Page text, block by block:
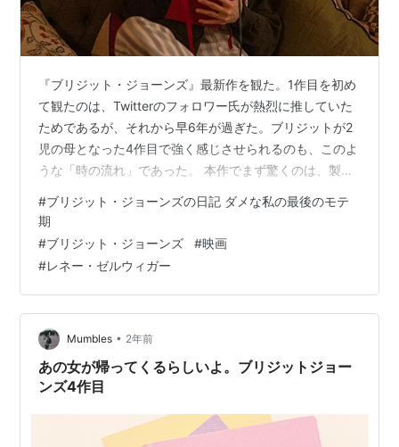
12か月
（2004） シリーズ第2作目
nudity.『ブリジット・ジョーンズ』最新作を観た。1作目を初め
て観たのは、Twitterのフォロワー氏が熱烈に推していた
ためであるが、それから早6年が過ぎた。ブリジットが2
児の母となった4作目で強く感じさせられるのも、このよ
うな「時の流れ」であった。 本作でまず驚くのは、製作
『トゥ・レスリー』のマイケル・モリス。『ベター・コ
ール・ソウル』などにも関与している実力派である。脚
本作がシリーズ初担当となるアビ・モーガンである。モ
ーガンは映画では『マーガレット・サッチャー』『未来
#ブリジット・ジョーンズの日記 ダメな私の最後のモテ
期
#ブリジット・ジョーンズ #映画
#レネー・ゼルウィガー
Mumbles • 2年前
あの女が帰ってくるらしいよ。ブリジットジョー
ンズ4作目